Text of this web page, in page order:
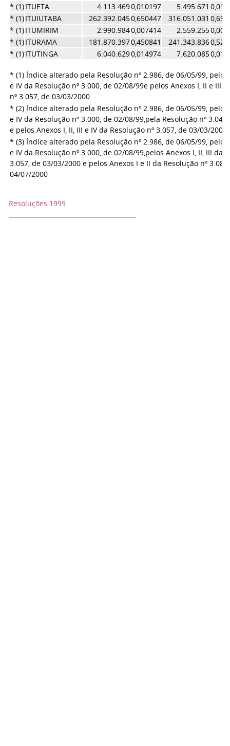
* (1)ITUETA 4.113.4690,010197 5.495.671
* (1)ITUIUTABA 262.392.0450,650447 316.051.031
* (1)ITUMIRIM 2.990.9840,007414 2.559.255
* (1)ITURAMA 181.870.3970,450841 241.343.836
* (1)ITUTINGA 6.040.6290,014974 7.620.085
* (1) Índice alterado pela Resolução nº 2.986, de 06/05/99, pelos
e IV da Resolução nº 3.000, de 02/08/99e pelos Anexos I, II e III
nº 3.057, de 03/03/2000
* (2) Índice alterado pela Resolução nº 2.986, de 06/05/99, pelos
e IV da Resolução nº 3.000, de 02/08/99,pela Resolução nº
e pelos Anexos I, II, III e IV da Resolução nº 3.057, de 03/03/2000
* (3) Índice alterado pela Resolução nº 2.986, de 06/05/99, pelos
e IV da Resolução nº 3.000, de 02/08/99,pelos Anexos I, II, III da
3.057, de 03/03/2000 e pelos Anexos I e II da Resolução nº
04/07/2000
Resoluções 1999